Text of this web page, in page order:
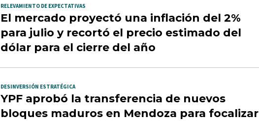
RELEVAMIENTO DE EXPECTATIVAS
El mercado proyectó una inflación del 2%
para julio y recortó el precio estimado del
dólar para el cierre del año
DESINVERSIÓN ESTRATÉGICA
YPF aprobó la transferencia de nuevos
bloques maduros en Mendoza para focalizar